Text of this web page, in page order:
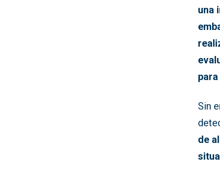
una
Sin
de